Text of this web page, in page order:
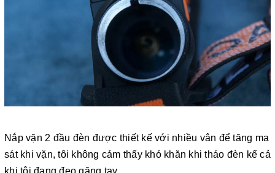
Nắp vặn 2 đầu đèn được thiết kế với nhiều vân để tăng ma
sát khi vặn, tôi không cảm thấy khó khăn khi tháo đèn kể cả
khi tôi đang đeo găng tay.